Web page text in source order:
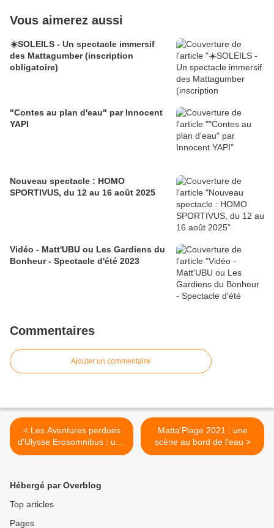
Vous aimerez aussi
☀️SOLEILS - Un spectacle immersif
des Mattagumber (inscription
obligatoire)
"Contes au plan d'eau" par Innocent
YAPI
Nouveau spectacle : HOMO
SPORTIVUS, du 12 au 16 août 2025
Vidéo - Matt'UBU ou Les Gardiens du
Bonheur - Spectacle d'été 2023
Commentaires
Ajouter un commentaire
< Les Aventures perdues
d'Ulysse Erosomnibus : une
odyssée sonore
Matta'Plage 2021 : une
scène au bord de l'eau >
Hébergé par Overblog
Top articles
Pages